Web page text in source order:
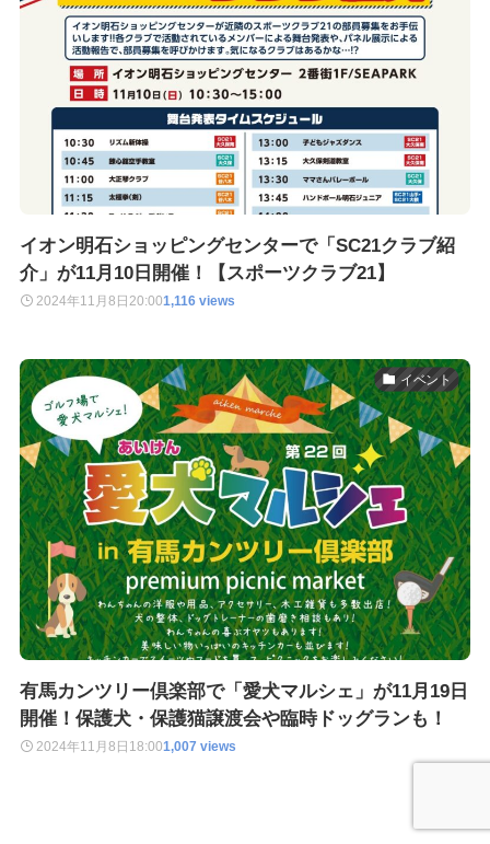
イオン明石ショッピングセンターで「SC21クラブ紹
介」が11月10日開催！【スポーツクラブ21】
2024年11月8日 20:001,116 views
イベント
有馬カンツリー倶楽部で「愛犬マルシェ」が11月19日
開催！保護犬・保護猫譲渡会や臨時ドッグランも！
2024年11月8日 18:001,007 views